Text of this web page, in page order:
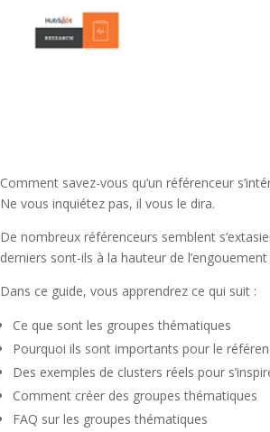
Comment savez-vous qu’un référenceur
Ne vous inquiétez pas, il vous le dira.
De nombreux référenceurs semblent
derniers sont-ils à la hauteur de
Dans ce guide, vous apprendrez ce qui suit :
Ce que sont les groupes thématiques
Pourquoi ils sont importants pour le
Des exemples de clusters réels pour
Comment créer des groupes thématiques
FAQ sur les groupes thématiques